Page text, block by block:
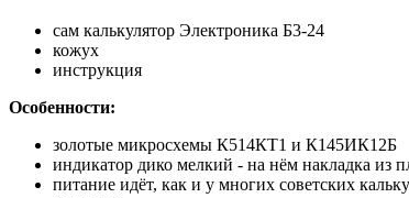
сам калькулятор Электроника Б3-24
кожух
инструкция
Особенности:
золотые микросхемы К514КТ1 и К145ИК12Б
индикатор дико мелкий - на нём накладка из
питание идёт, как и у многих советских